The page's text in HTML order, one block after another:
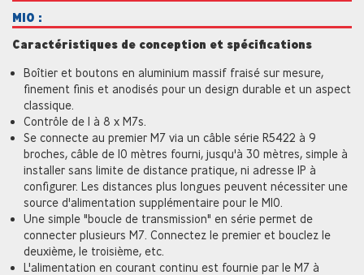
M10 :
Caractéristiques de conception et spécifications
Boîtier et boutons en aluminium massif fraisé sur mesure,
finement finis et anodisés pour un design durable et un aspect
classique.
Contrôle de 1 à 8 x M7s.
Se connecte au premier M7 via un câble série R5422 à 9
broches, câble de 10 mètres fourni, jusqu'à 30 mètres, simple à
installer sans limite de distance pratique, ni adresse IP à
configurer. Les distances plus longues peuvent nécessiter une
source d'alimentation supplémentaire pour le M10.
Une simple "boucle de transmission" en série permet de
connecter plusieurs M7. Connectez le premier et bouclez le
deuxième, le troisième, etc.
L'alimentation en courant continu est fournie par le M7 à